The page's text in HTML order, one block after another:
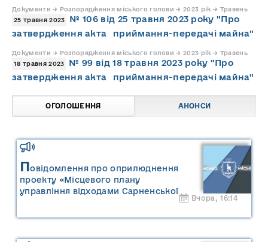
Документи → Розпорядження міського голови → 2023 рік → Травень
25 травня 2023
№ 106 від 25 травня 2023 року "Про
затвердження акта приймання-передачі майна"
Документи → Розпорядження міського голови → 2023 рік → Травень
18 травня 2023
№ 99 від 18 травня 2023 року "Про
затвердження акта приймання-передачі майна"
ОГОЛОШЕННЯ АНОНСИ
Повідомлення про оприлюднення
проекту «Місцевого плану
управління відходами Сарненської
міської територіальної громади» та
управління відходами Сарненської
Вчора, 16:14